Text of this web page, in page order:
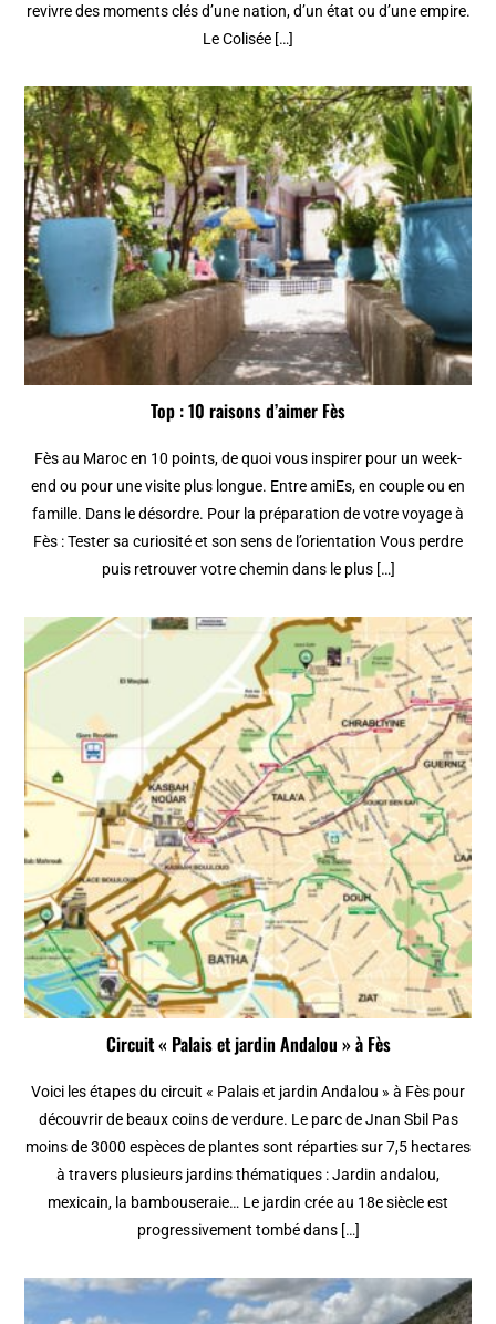
revivre des moments clés d’une nation, d’un état ou d’une empire.
Le Colisée […]
Top : 10 raisons d’aimer Fès
Fès au Maroc en 10 points, de quoi vous inspirer pour un week-
end ou pour une visite plus longue. Entre amiEs, en couple ou en
famille. Dans le désordre. Pour la préparation de votre voyage à
Fès : Tester sa curiosité et son sens de l’orientation Vous perdre
puis retrouver votre chemin dans le plus […]
Circuit « Palais et jardin Andalou » à Fès
Voici les étapes du circuit « Palais et jardin Andalou » à Fès pour
découvrir de beaux coins de verdure. Le parc de Jnan Sbil Pas
moins de 3000 espèces de plantes sont réparties sur 7,5 hectares
à travers plusieurs jardins thématiques : Jardin andalou,
mexicain, la bambouseraie… Le jardin crée au 18e siècle est
progressivement tombé dans […]